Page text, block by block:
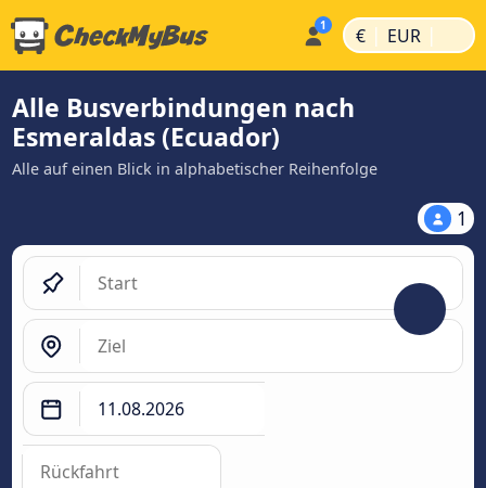
€ | EUR |
Alle Busverbindungen nach
Esmeraldas (Ecuador)
Alle auf einen Blick in alphabetischer Reihenfolge
1